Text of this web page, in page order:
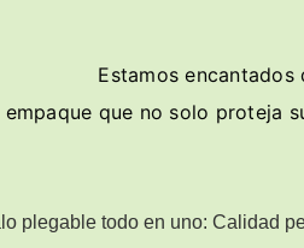
Estamos
empaque que no solo proteja